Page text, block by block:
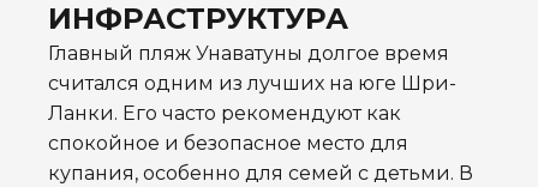
ИНФРАСТРУКТУРА
Главный пляж Унаватуны долгое время
считался одним из лучших на юге Шри-
Ланки. Его часто рекомендуют как
спокойное и безопасное место для
купания, особенно для семей с детьми. В